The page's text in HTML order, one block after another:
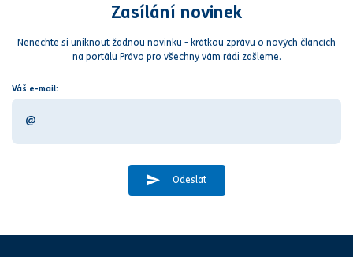
Zasílání novinek
Nenechte si uniknout žadnou novinku - krátkou zprávu o nových článcích
na portálu Právo pro všechny vám rádi zašleme.
Váš e-mail:
Odeslat